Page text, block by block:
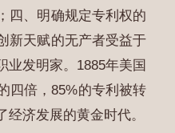
四、明确规定专利权的
新天赋的无产者受益于
业发明家。1885年美国
四倍，85%的专利被转
济发展的黄金时代。